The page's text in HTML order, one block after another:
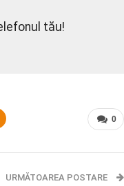
tău!
0
URMĂTOAREA POSTARE